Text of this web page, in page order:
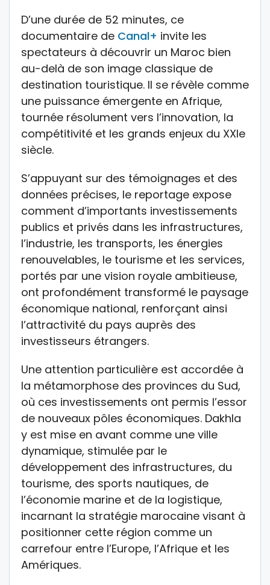
D’une durée de 52 minutes, ce
documentaire de Canal+ invite les
spectateurs à découvrir un Maroc bien
au-delà de son image classique de
destination touristique. Il se révèle comme
une puissance émergente en Afrique,
tournée résolument vers l’innovation, la
compétitivité et les grands enjeux du XXIe
siècle.
S’appuyant sur des témoignages et des
données précises, le reportage expose
comment d’importants investissements
publics et privés dans les infrastructures,
l’industrie, les transports, les énergies
renouvelables, le tourisme et les services,
portés par une vision royale ambitieuse,
ont profondément transformé le paysage
économique national, renforçant ainsi
l’attractivité du pays auprès des
investisseurs étrangers.
Une attention particulière est accordée à
la métamorphose des provinces du Sud,
où ces investissements ont permis l’essor
de nouveaux pôles économiques. Dakhla
y est mise en avant comme une ville
dynamique, stimulée par le
développement des infrastructures, du
tourisme, des sports nautiques, de
l’économie marine et de la logistique,
incarnant la stratégie marocaine visant à
positionner cette région comme un
carrefour entre l’Europe, l’Afrique et les
Amériques.